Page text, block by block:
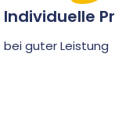
Individuelle
bei guter Leistung